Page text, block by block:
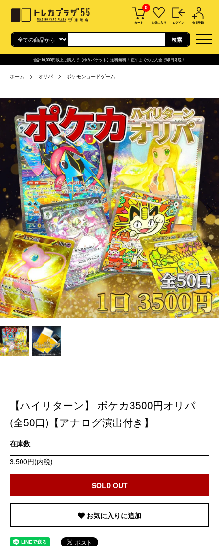
0
カート お気に入り ログイン 会員登録
合計10,000円以上ご購入で【ゆうパケット】送料無料！ 正午までのご入金で即日発送！
ホーム オリパ ポケモンカードゲーム
【ハイリターン】 ポケカ3500円オリパ
(全50口)【アナログ演出付き】
在庫数
3,500円(内税)
SOLD OUT
お気に入りに追加